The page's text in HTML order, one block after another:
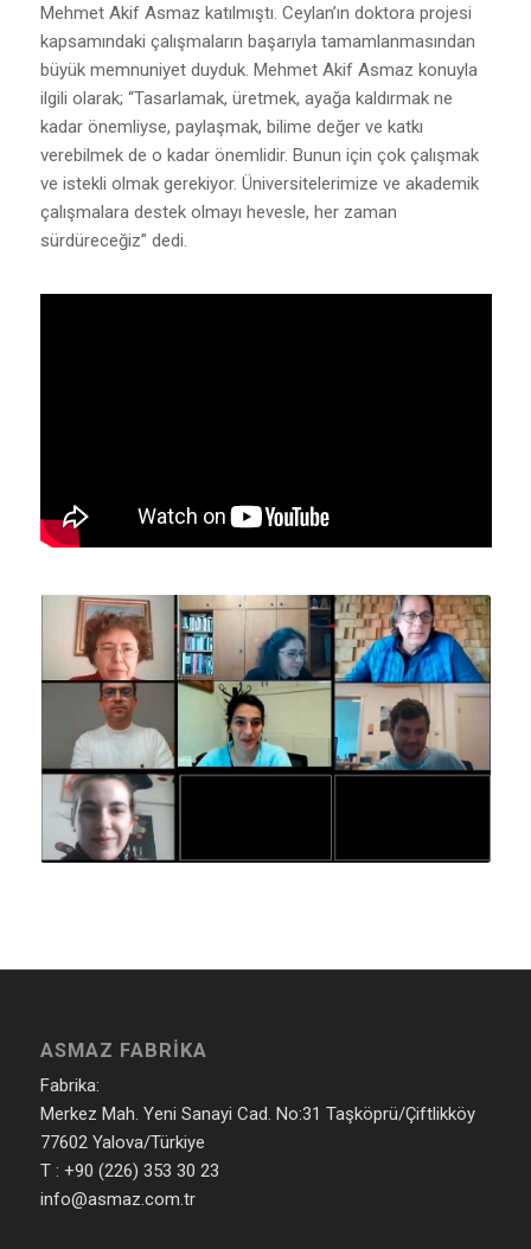
Mehmet Akif Asmaz katılmıştı. Ceylan’ın doktora projesi
kapsamındaki çalışmaların başarıyla tamamlanmasından
büyük memnuniyet duyduk. Mehmet Akif Asmaz konuyla
ilgili olarak; “Tasarlamak, üretmek, ayağa kaldırmak ne
kadar önemliyse, paylaşmak, bilime değer ve katkı
verebilmek de o kadar önemlidir. Bunun için çok çalışmak
ve istekli olmak gerekiyor. Üniversitelerimize ve akademik
çalışmalara destek olmayı hevesle, her zaman
sürdüreceğiz” dedi.
ASMAZ FABRIKA
Fabrika:
Merkez Mah. Yeni Sanayi Cad. No:31 Taşköprü/Çiftlikköy
77602 Yalova/Türkiye
T : +90 (226) 353 30 23
info@asmaz.com.tr